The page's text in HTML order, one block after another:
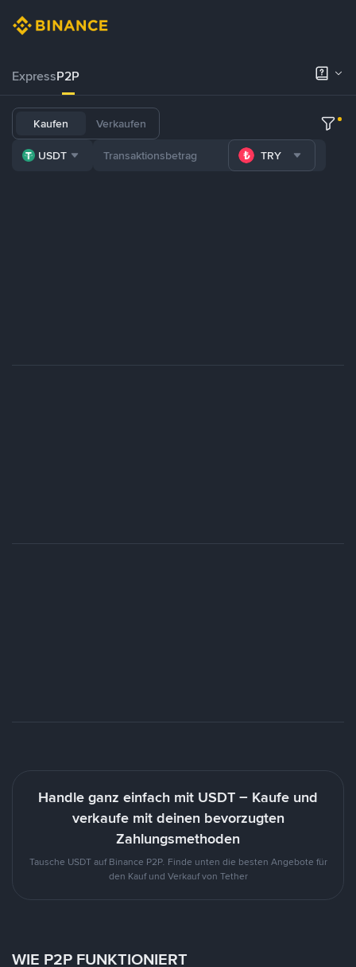
ExpressP2P
Kaufen Verkaufen
USDT TRY
Handle ganz einfach mit USDT – Kaufe und
verkaufe mit deinen bevorzugten
Zahlungsmethoden
Tausche USDT auf Binance P2P. Finde unten die besten Angebote für
den Kauf und Verkauf von Tether
WIE P2P FUNKTIONIERT